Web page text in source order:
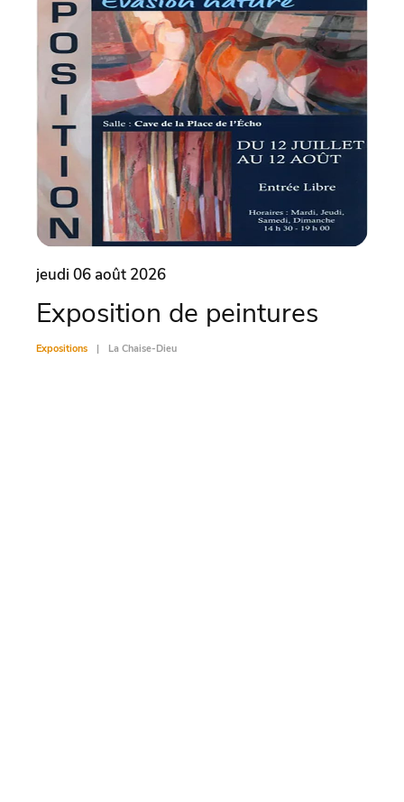
jeudi 06 août 2026
Exposition de peintures
Expositions La Chaise-Dieu